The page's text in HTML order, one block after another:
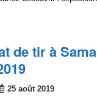
de tir à
25 août 2019